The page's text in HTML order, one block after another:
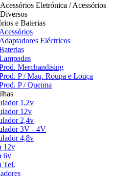
Eletrónica / Acessórios
e Baterias
Acessórios
Adaptadores Eléctricos
Merchandising
P / Maq. Roupa e Louça
P / Queima
1,2v
12v
2,4v
3V - 4V
4,8v
12v
6v
Tel.